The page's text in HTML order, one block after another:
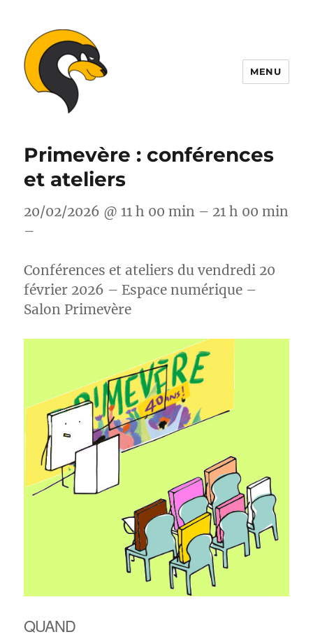
MENU
Primevère : conférences
et ateliers
20/02/2026 @ 11 h 00 min – 21 h 00 min
–
Conférences et ateliers du vendredi 20
février 2026 – Espace numérique –
Salon Primevère
QUAND